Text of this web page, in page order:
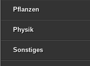
Pflanzen
Physik
Sonstiges